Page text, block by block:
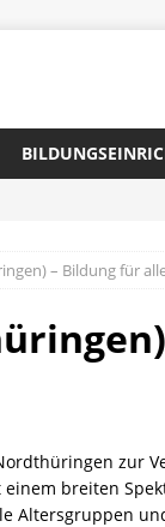
– Bildung für
zur
breiten
Altersgruppen